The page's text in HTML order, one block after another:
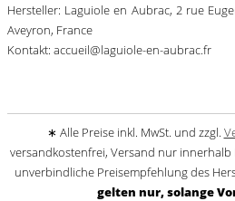
Hersteller: Laguiole en Aubrac, 2 rue
Aveyron, France
Kontakt: accueil@laguiole-en-aubrac.fr
∗ Alle Preise inkl. MwSt. und zzgl.
versandkostenfrei, Versand nur innerhalb
unverbindliche Preisempfehlung des
gelten nur, solange